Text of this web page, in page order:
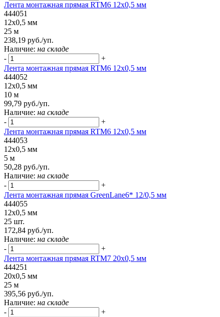
Лента монтажная прямая RTM6 12x0,5 мм
444051
12x0,5 мм
25 м
238,19 руб./уп.
Наличие: на складе
-
+
Лента монтажная прямая RTM6 12x0,5 мм
444052
12x0,5 мм
10 м
99,79 руб./уп.
Наличие: на складе
-
+
Лента монтажная прямая RTM6 12x0,5 мм
444053
12x0,5 мм
5 м
50,28 руб./уп.
Наличие: на складе
-
+
Лента монтажная прямая GreenLane6* 12/0,5 мм
444055
12x0,5 мм
25 шт.
172,84 руб./уп.
Наличие: на складе
-
+
Лента монтажная прямая RTM7 20x0,5 мм
444251
20x0,5 мм
25 м
395,56 руб./уп.
Наличие: на складе
-
+